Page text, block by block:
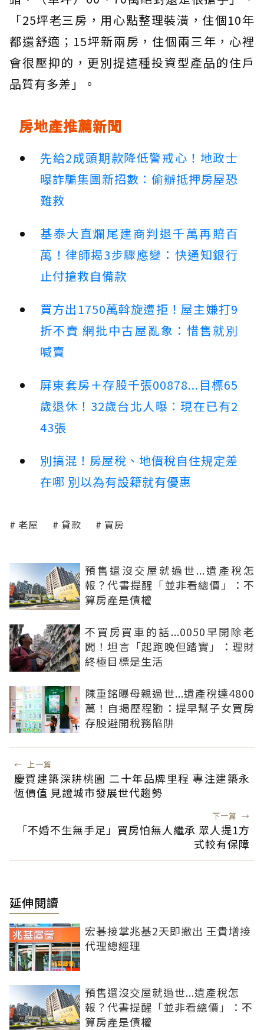
「25坪老三房，用心點整理裝潢，住個10年
都還舒適；15坪新兩房，住個兩三年，心裡
會很壓抑的，更別提這種投資型產品的住戶
品質有多差」。
房地產推薦新聞
先給2成頭期款降低警戒心！地政士
曝詐騙集團新招數：偷辦抵押房屋恐
難救
基泰大直爛尾建商判退千萬再賠百
萬！律師揭3步驟應變：快通知銀行
止付搶救自備款
買方出1750萬斡旋遭拒！屋主嫌打9
折不賣 網批中古屋亂象：惜售就別
喊賣
屏東套房＋存股千張00878...目標65
歲退休！32歲台北人曝：現在已有2
43張
別搞混！房屋稅、地價稅自住規定差
在哪 別以為有設籍就有優惠
老屋 貸款 買房
預售還沒交屋就過世...遺產稅怎
報？代書提醒「並非看總價」：不
算房產是債權
不買房買車的話...0050早開除老
闆！坦言「起跑晚但踏實」：理財
終極目標是生活
陳重銘曝母親過世...遺產稅達4800
萬！自揭歷程勸：提早幫子女買房
存股避開稅務陷阱
← 上一篇
慶賀建築深耕桃園 二十年品牌里程 專注建築永
恆價值 見證城市發展世代趨勢
下一篇 →
「不婚不生無手足」買房怕無人繼承 眾人提1方
式較有保障
延伸閱讀
宏碁接掌兆基2天即撤出 王貴增接
代理總經理
預售還沒交屋就過世...遺產稅怎
報？代書提醒「並非看總價」：不
算房產是債權